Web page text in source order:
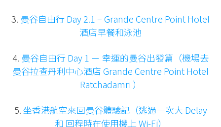
3. 曼谷自由行 Day 2.1 – Grande Centre Point Hotel
酒店早餐和泳池
4. 曼谷自由行 Day 1 － 幸運的曼谷出發篇（機場去
曼谷拉查丹利中心酒店 Grande Centre Point Hotel
Ratchadamri ）
5.坐香港航空來回曼谷體驗記（逃過一次大 Delay
和 回程時在使用機上 Wi-Fi）